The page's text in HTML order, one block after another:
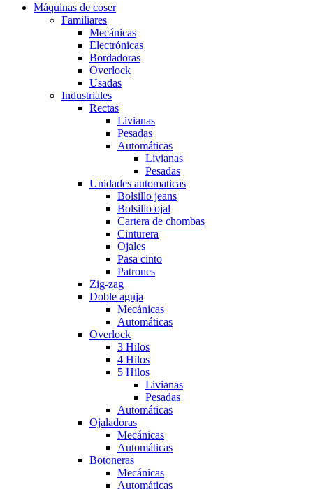
Máquinas de coser
Familiares
Mecánicas
Electrónicas
Bordadoras
Overlock
Usadas
Industriales
Rectas
Livianas
Pesadas
Automáticas
Livianas
Pesadas
Unidades automaticas
Bolsillo jeans
Bolsillo ojal
Cartera de chombas
Cinturera
Ojales
Pasa cinto
Patrones
Zig-zag
Doble aguja
Mecánicas
Automáticas
Overlock
3 Hilos
4 Hilos
5 Hilos
Livianas
Pesadas
Automáticas
Ojaladoras
Mecánicas
Automáticas
Botoneras
Mecánicas
Automáticas